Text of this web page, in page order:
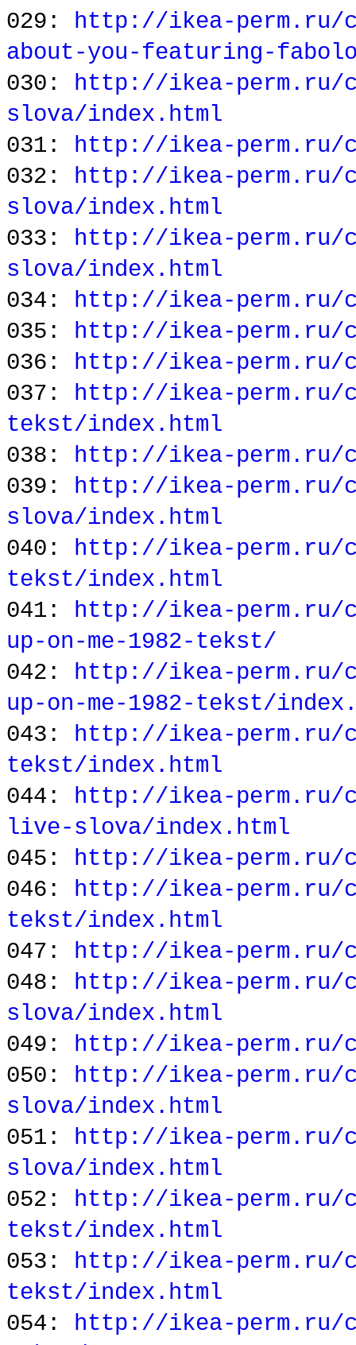
029: http://ikea-perm.ru/
about-you-featuring-
030: http://ikea-perm.ru/
slova/index.html
031: http://ikea-perm.ru/
032: http://ikea-perm.ru/
slova/index.html
033: http://ikea-perm.ru/
slova/index.html
034: http://ikea-
035: http://ikea-perm.ru/
036: http://ikea-perm.ru/
037: http://ikea-perm.ru/
tekst/index.html
038: http://ikea-perm.ru/
039: http://ikea-perm.ru/
slova/index.html
040: http://ikea-perm.ru/
tekst/index.html
041: http://ikea-perm.ru/
up-on-me-1982-tekst/
042: http://ikea-perm.ru/
up-on-me-1982-tekst/
043: http://ikea-perm.ru/
tekst/index.html
044: http://ikea-
live-slova/index.html
045: http://ikea-perm.ru/
046: http://ikea-perm.ru/
tekst/index.html
047: http://ikea-perm.ru/
048: http://ikea-perm.ru/
slova/index.html
049: http://ikea-perm.ru/
050: http://ikea-perm.ru/
slova/index.html
051: http://ikea-perm.ru/
slova/index.html
052: http://ikea-perm.ru/
tekst/index.html
053: http://ikea-
tekst/index.html
054: http://ikea-